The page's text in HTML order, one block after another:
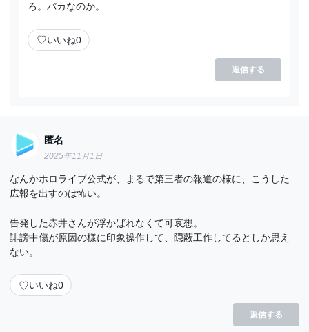
ろ。バカなのか。
♡いいね0
返信する
匿名
2025年11月1日
なんかホロライブ公式が、まるで第三者の報道の様に、こうした
広報を出すのは怖い。
告発した赤井さんが浮かばれなくて可哀想。
誹謗中傷が原因の様に印象操作して、隠蔽工作してるとしか思え
ない。
♡いいね0
返信する